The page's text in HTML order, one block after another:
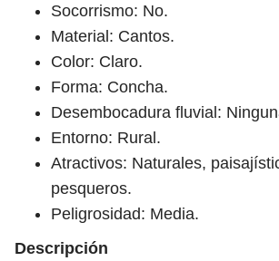
Socorrismo: No.
Material: Cantos.
Color: Claro.
Forma: Concha.
Desembocadura fluvial:
Entorno: Rural.
Atractivos: Naturales,
pesqueros.
Peligrosidad: Media.
Descripción